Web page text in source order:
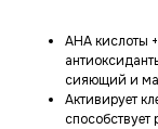
АНА кислоты
сияющий и
Активирует
способствует